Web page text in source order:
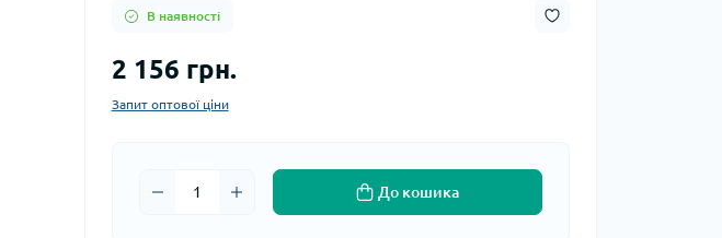
В наявності
2 156 грн.
Запит оптової ціни
До кошика